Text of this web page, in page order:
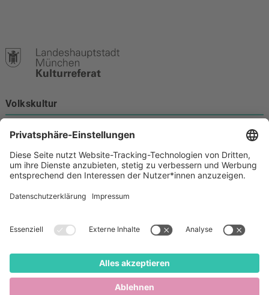
Volkskultur
80331 München
Kontakt
089 233-21172
volkskultur@muenchen.de
Volkskultur auf Facebook
Volkskultur Instagram
Volkskultur auf Youtube